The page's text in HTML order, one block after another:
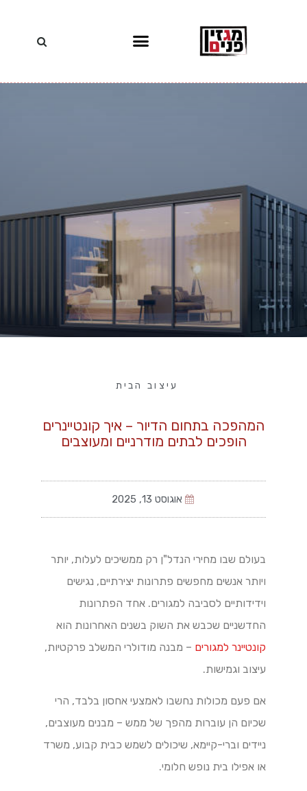
עיצוב הבית
המהפכה בתחום הדיור – איך קונטיינרים
הופכים לבתים מודרניים ומעוצבים
אוגוסט 13, 2025
בעולם שבו מחירי הנדל"ן רק ממשיכים לעלות, יותר
ויותר אנשים מחפשים פתרונות יצירתיים, נגישים
וידידותיים לסביבה למגורים. אחד הפתרונות
החדשניים שכבש את השוק בשנים האחרונות הוא
קונטיינר למגורים – מבנה מודולרי המשלב פרקטיות,
עיצוב וגמישות.
אם פעם מכולות נחשבו לאמצעי אחסון בלבד, הרי
שכיום הן עוברות מהפך של ממש – מבנים מעוצבים,
ניידים וברי-קיימא, שיכולים לשמש כבית קבוע, משרד
או אפילו בית נופש חלומי.